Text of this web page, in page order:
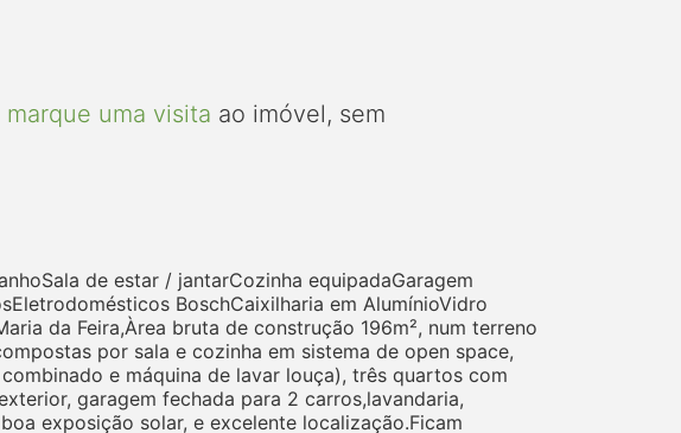
uma visita ao imóvel, sem
de estar / jantarCozinha equipadaGaragem
BoschCaixilharia em AlumínioVidro
da Feira,Àrea bruta de construção 196m², num terreno
por sala e cozinha em sistema de open space,
e máquina de lavar louça), três quartos com
garagem fechada para 2 carros,lavandaria,
exposição solar, e excelente localização.Ficam